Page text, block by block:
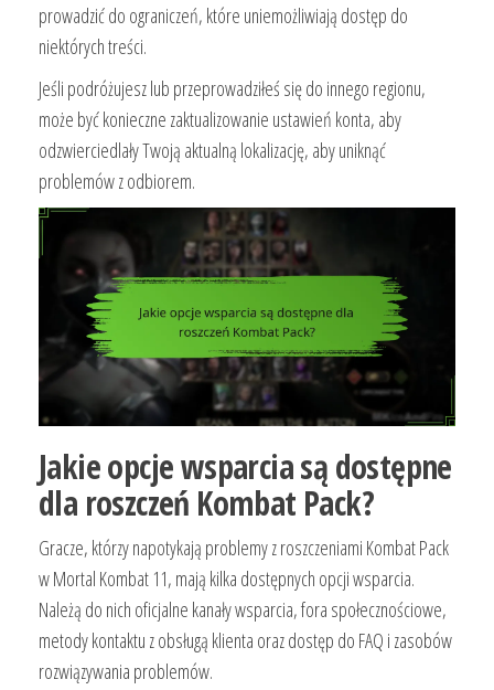
prowadzić do ograniczeń, które uniemożliwiają dostęp do
niektórych treści.
Jeśli podróżujesz lub przeprowadziłeś się do innego regionu,
może być konieczne zaktualizowanie ustawień konta, aby
odzwierciedlały Twoją aktualną lokalizację, aby uniknąć
problemów z odbiorem.
Jakie opcje wsparcia są dostępne
dla roszczeń Kombat Pack?
Gracze, którzy napotykają problemy z roszczeniami Kombat Pack
w Mortal Kombat 11, mają kilka dostępnych opcji wsparcia.
Należą do nich oficjalne kanały wsparcia, fora społecznościowe,
metody kontaktu z obsługą klienta oraz dostęp do FAQ i zasobów
rozwiązywania problemów.